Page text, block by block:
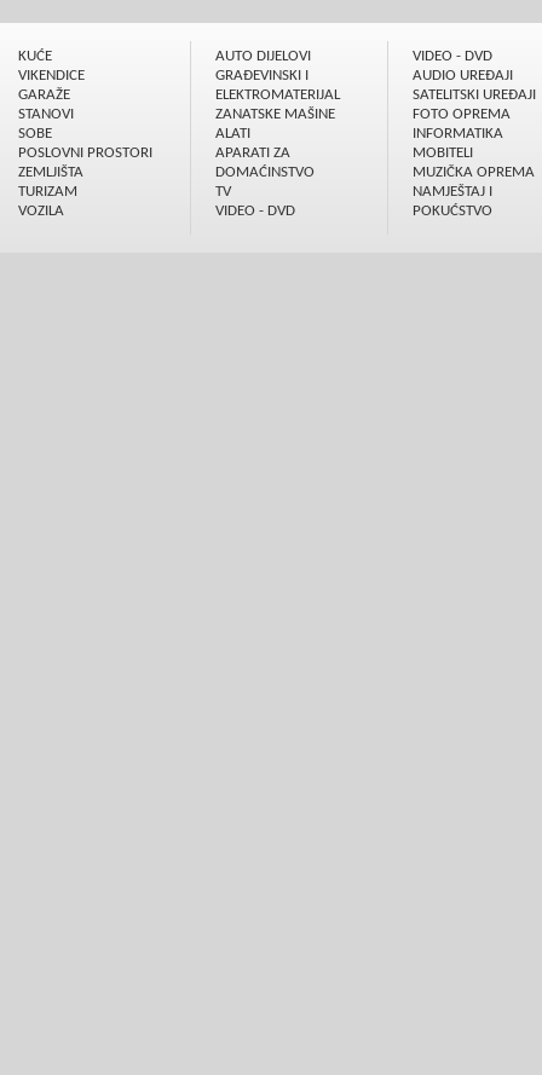
KUĆE
VIKENDICE
GARAŽE
STANOVI
SOBE
POSLOVNI PROSTORI
ZEMLJIŠTA
TURIZAM
VOZILA
AUTO DIJELOVI
GRAÐEVINSKI I
ELEKTROMATERIJAL
ZANATSKE MAŠINE
ALATI
APARATI ZA
DOMAĆINSTVO
TV
VIDEO - DVD
VIDEO - DVD
AUDIO UREÐAJI
SATELITSKI UREÐAJI
FOTO OPREMA
INFORMATIKA
MOBITELI
MUZIČKA OPREMA
NAMJEŠTAJ I
POKUĆSTVO